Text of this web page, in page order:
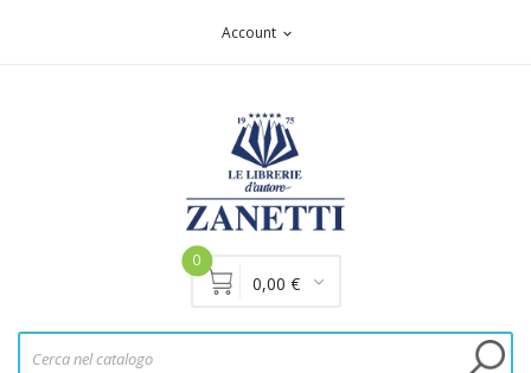
Account expand_more
0
0,00 €